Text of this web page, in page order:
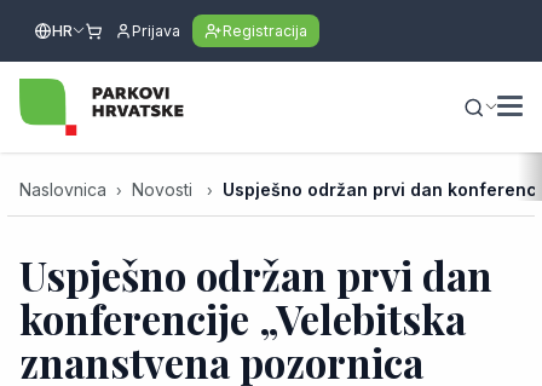
HR Prijava Registracija
Naslovnica Novosti Uspješno održan prvi dan
Uspješno održan prvi dan
konferencije „Velebitska
znanstvena pozornica